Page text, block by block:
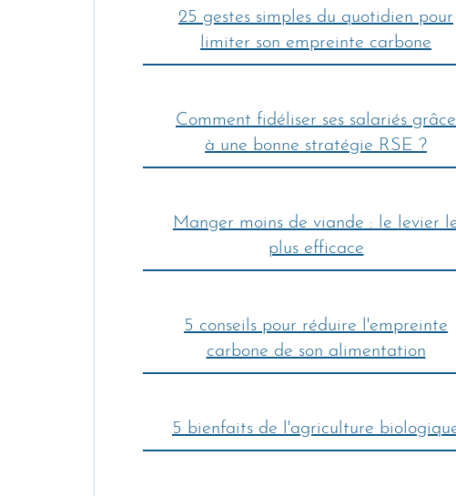
25 gestes simples du quotidien pour
limiter son empreinte carbone
Comment fidéliser ses salariés grâce
à une bonne stratégie RSE ?
Manger moins de viande : le levier
plus efficace
5 conseils pour réduire l'empreinte
carbone de son alimentation
5 bienfaits de l'agriculture